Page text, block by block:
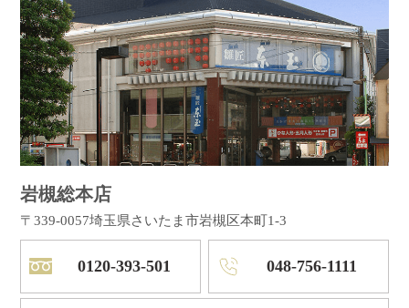
岩槻総本店
〒339-0057埼玉県さいたま市岩槻区本町1-3
0120-393-501 048-756-1111